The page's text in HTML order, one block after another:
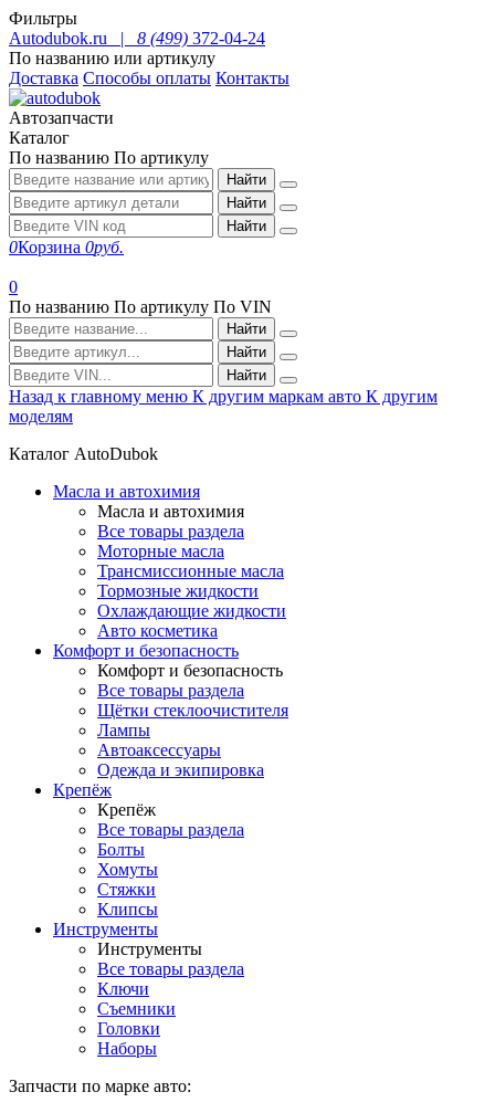
Фильтры
Autodubok.ru |
8 (499) 372-04-24
По названию или артикулу
Доставка Способы оплаты Контакты
Автозапчасти
Каталог
По названию По артикулу
Найти
Найти
Найти
0Корзина 0руб.
0
По названию По артикулу По VIN
Найти
Найти
Найти
Назад к главному меню К другим маркам авто К другим
моделям
Каталог AutoDubok
Масла и автохимия
Масла и автохимия
Все товары раздела
Моторные масла
Трансмиссионные масла
Тормозные жидкости
Охлаждающие жидкости
Авто косметика
Комфорт и безопасность
Комфорт и безопасность
Все товары раздела
Щётки стеклоочистителя
Лампы
Автоаксессуары
Одежда и экипировка
Крепёж
Крепёж
Все товары раздела
Болты
Хомуты
Стяжки
Клипсы
Инструменты
Инструменты
Все товары раздела
Ключи
Съемники
Головки
Наборы
Запчасти по марке авто: